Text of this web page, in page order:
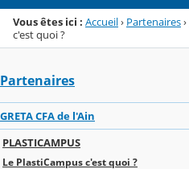
Vous êtes ici : Accueil› Partenaires›
c'est quoi ?
Partenaires
GRETA CFA de l'Ain
PLASTICAMPUS
Le PlastiCampus c'est quoi ?